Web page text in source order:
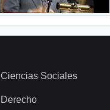
Ciencias Sociales
Derecho